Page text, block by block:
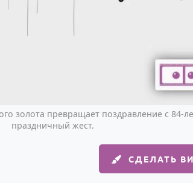
золота превращает поздравление с 84-
праздничный жест.
СДЕЛАТЬ